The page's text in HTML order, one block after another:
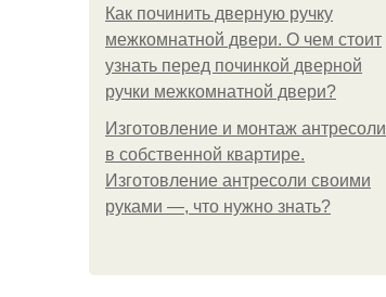
Как починить дверную ручку
межкомнатной двери. О чем стоит
узнать перед починкой дверной
ручки межкомнатной двери?
Изготовление и монтаж антресоли
в собственной квартире.
Изготовление антресоли своими
руками —, что нужно знать?